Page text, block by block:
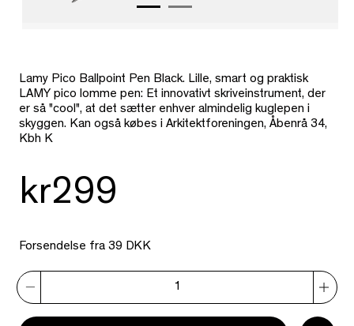
Lamy Pico Ballpoint Pen Black. Lille, smart og praktisk
LAMY pico lomme pen: Et innovativt skriveinstrument, der
er så "cool", at det sætter enhver almindelig kuglepen i
skyggen. Kan også købes i Arkitektforeningen, Åbenrå 34,
Kbh K
kr299
Forsendelse fra 39 DKK